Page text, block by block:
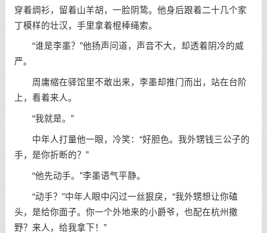
穿着绸衫，留着山羊胡，一脸阴鸷。他身后跟着二十几个家
丁模样的壮汉，手里拿着棍棒绳索。
“谁是李墨？”他扬声问道，声音不大，却透着阴冷的威
严。
周庸缩在驿馆里不敢出来，李墨却推门而出，站在台阶
上，看着来人。
“我就是。”
中年人打量他一眼，冷笑：“好胆色。我外甥钱三公子的
手，是你折断的？”
“他先动手。”李墨语气平静。
“动手？”中年人眼中闪过一丝狠戾，“我外甥想让你磕
头，是给你面子。你一个外地来的小爵爷，也配在杭州撒
野？来人，给我拿下！”